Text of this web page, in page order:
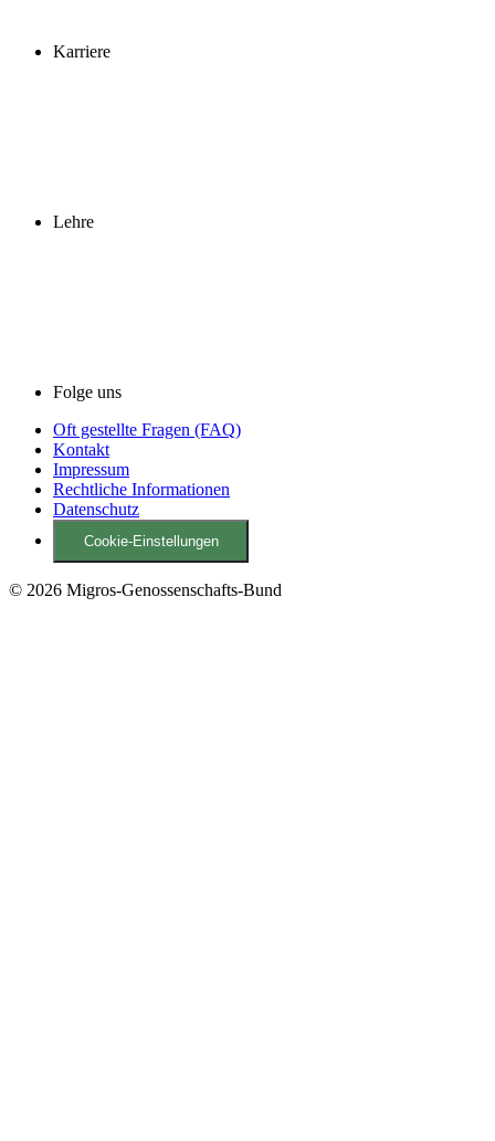
Karriere
Lehre
Folge uns
Oft gestellte Fragen (FAQ)
Kontakt
Impressum
Rechtliche Informationen
Datenschutz
Cookie-Einstellungen
© 2026 Migros-Genossenschafts-Bund